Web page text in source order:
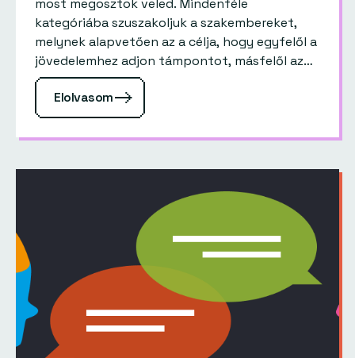
most megosztok veled. Mindenféle
kategóriába szuszakoljuk a szakembereket,
melynek alapvetően az a célja, hogy egyfelől a
jövedelemhez adjon támpontot, másfelől az
egyén a saját tudásszintjét meg tudja
határozni, és persze mindezeken…
Elolvasom